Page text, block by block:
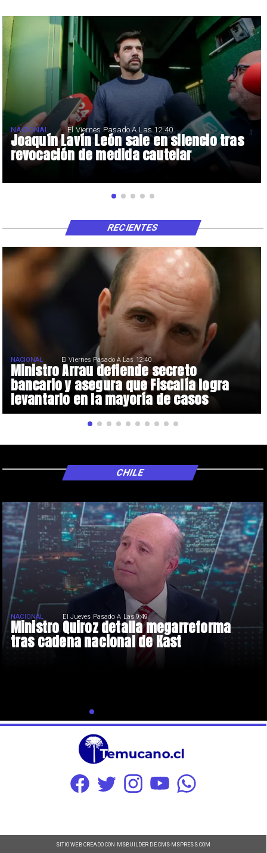
Joaquín Lavín León sale en silencio tras
revocación de medida cautelar
NACIONAL El Viernes Pasado A Las 12:40
Ministro Arrau defiende secreto
bancario y asegura que Fiscalía logra
levantarlo en la mayoría de casos
NACIONAL El Viernes Pasado A Las 12:40
RECIENTES
Ministro Quiroz detalla megarreforma
tras cadena nacional de Kast
NACIONAL El Jueves Pasado A Las 9:49
CHILE
SITIO WEB CREADO CON MSBUILDER DE CMS-MSPRESS.COM